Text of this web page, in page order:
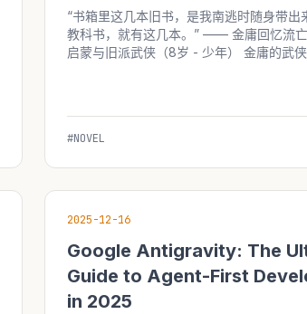
“书箱里这几本旧书，是我南逃时随身带出
教科书，就有这几本。” —— 金庸回忆流亡
启蒙与旧派武侠（8岁 - 少年） 金庸的武
#NOVEL
2025-12-16
Google Antigravity: The
Guide to Agent-First
in 2025